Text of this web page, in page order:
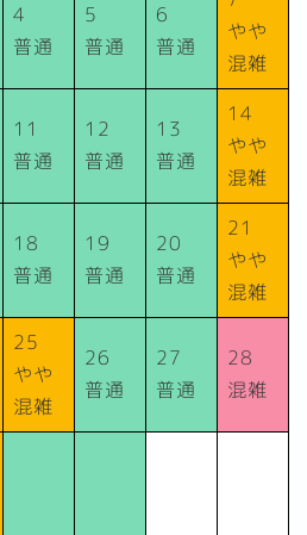
4
普通
5
普通
6
普通
やや
混雑
11
普通
12
普通
13
普通
14
やや
混雑
18
普通
19
普通
20
普通
21
やや
混雑
25
やや
混雑
26
普通
27
普通
28
混雑